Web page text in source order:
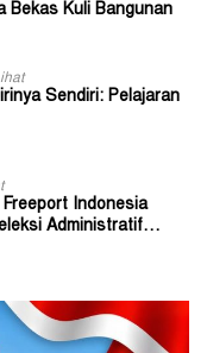
Bekas Kuli Bangunan
Sendiri: Pelajaran
Indonesia
Administratif